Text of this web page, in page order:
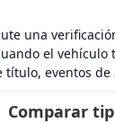
una
el
eventos
Comparar